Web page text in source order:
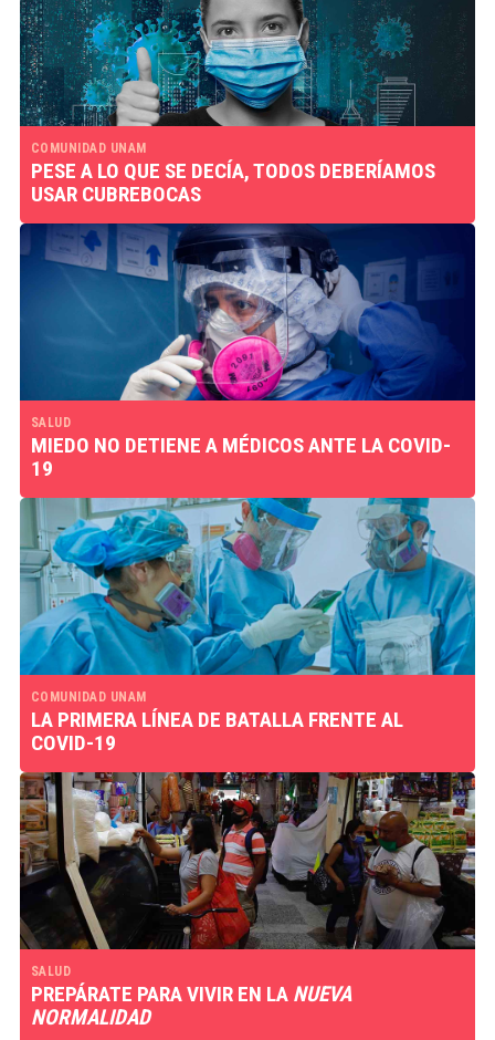
COMUNIDAD UNAM
PESE A LO QUE SE DECÍA, TODOS DEBERÍAMOS
USAR CUBREBOCAS
SALUD
MIEDO NO DETIENE A MÉDICOS ANTE LA COVID-
19
COMUNIDAD UNAM
LA PRIMERA LÍNEA DE BATALLA FRENTE AL
COVID-19
SALUD
PREPÁRATE PARA VIVIR EN LA NUEVA
NORMALIDAD